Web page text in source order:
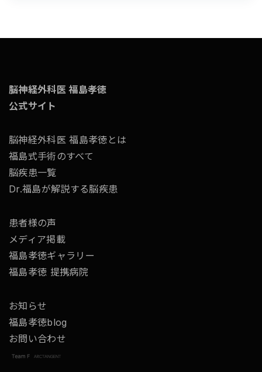
脳神経外科医 福島孝徳
公式サイト
脳神経外科医 福島孝徳とは
福島式手術のすべて
脳疾患一覧
Dr.福島が解説する脳疾患
患者様の声
メディア掲載
福島孝徳ギャラリー
福島孝徳 提携病院
お知らせ
福島孝徳blog
お問い合わせ